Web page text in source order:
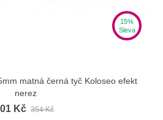
15%
Sleva
matná černá tyč Koloseo efekt
nerez
Kč 354 Kč